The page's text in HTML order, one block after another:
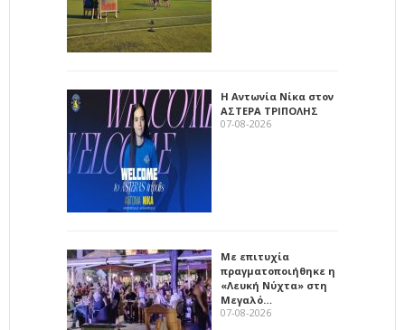
Η Αντωνία Νίκα στον
ΑΣΤΕΡΑ ΤΡΙΠΟΛΗΣ
07-08-2026
Με επιτυχία
πραγματοποιήθηκε η
«Λευκή Νύχτα» στη
Μεγαλό…
07-08-2026